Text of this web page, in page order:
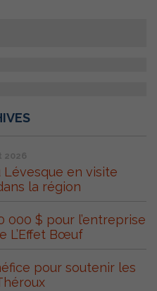
2026
en visite
la région
000 $ pour l’entreprise
L’Effet Bœuf
pour soutenir les